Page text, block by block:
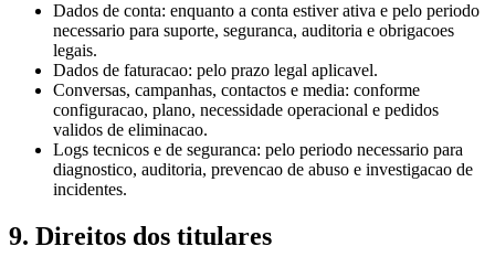
Dados de conta: enquanto a conta estiver ativa e pelo periodo
necessario para suporte, seguranca, auditoria e obrigacoes
legais.
Dados de faturacao: pelo prazo legal aplicavel.
Conversas, campanhas, contactos e media: conforme
configuracao, plano, necessidade operacional e pedidos
validos de eliminacao.
Logs tecnicos e de seguranca: pelo periodo necessario para
diagnostico, auditoria, prevencao de abuso e investigacao de
incidentes.
9. Direitos dos titulares